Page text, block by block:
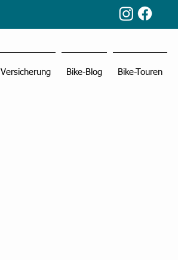
Versicherung Bike-Blog Bike-Touren